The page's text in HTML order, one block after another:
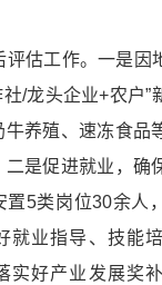
工作。一是因地
/龙头企业+农户”
养殖、速冻食品
是促进就业，确
置5类岗位30余人
就业指导、技能
实好产业发展奖